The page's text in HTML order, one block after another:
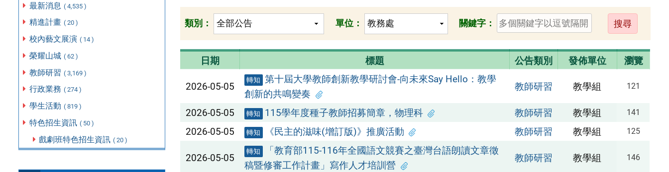
最新消息 ( 4,535 )
精進計畫 ( 20 )
校內藝文展演 ( 14 )
榮耀山城 ( 62 )
教師研習 ( 3,169 )
行政業務 ( 274 )
學生活動 ( 819 )
特色招生資訊 ( 50 )
戲劇班特色招生資訊 ( 20 )
類別： 單位： 關鍵字：
送
出
日期 標題 公告類別 發佈單位 瀏覽
2026-05-05
轉知 第十屆大學教師創新教學研討會-向未來Say Hello：教學
創新的共鳴變奏
教師研習 教學組 121
2026-05-05 轉知 115學年度種子教師招募簡章，物理科 教師研習 教學組 141
2026-05-05 轉知 《民主的滋味(增訂版)》推廣活動 教師研習 教學組 125
2026-05-05
轉知
「教育部115-116年全國語文競賽之臺灣台語朗讀文章徵
稿暨修審工作計畫」寫作人才培訓營
教師研習 教學組 146